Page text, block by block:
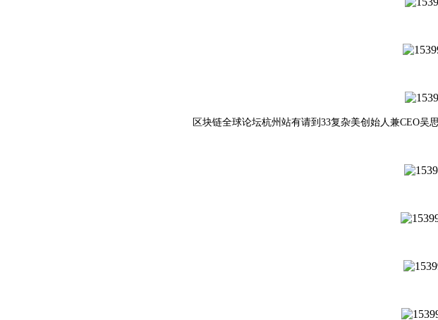
区块链全球论坛杭州站有请到33复杂美创始人兼CEO吴